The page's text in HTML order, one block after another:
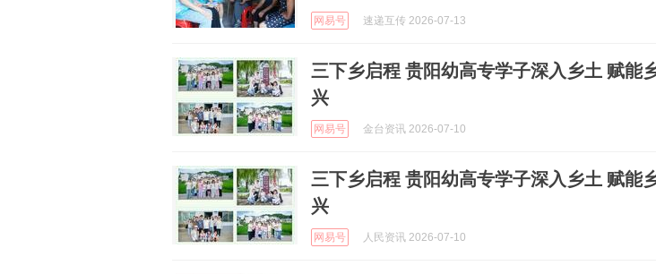
网易号 速递互传 2026-07-13
三下乡启程 贵阳幼高专学子深入乡土 赋能
兴
网易号 金台资讯 2026-07-10
三下乡启程 贵阳幼高专学子深入乡土 赋能
兴
网易号 人民资讯 2026-07-10